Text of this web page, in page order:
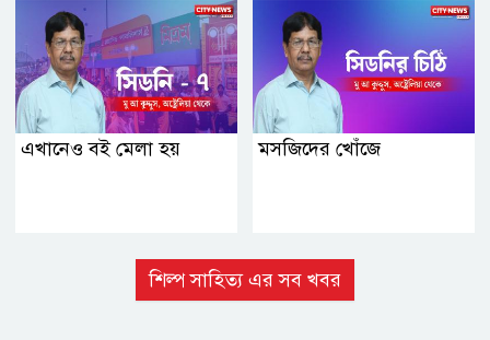
এখানেও বই মেলা হয় মসজিদের খোঁজে
শিল্প সাহিত্য এর সব খবর